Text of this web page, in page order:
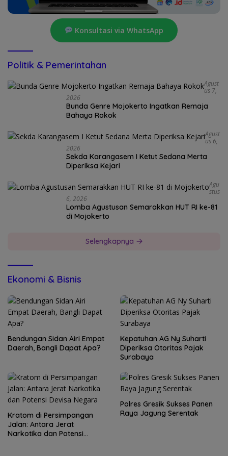
Konsultasi via WhatsApp
Politik & Pemerintahan
Agust
Us 7,
2026
Bunda Genre Mojokerto Ingatkan Remaja
Bahaya Rokok
Agust
Us 6,
2026
Sekda Karangasem I Ketut Sedana Merta
Diperiksa Kejari
Agu
Stus
6, 2026
Lomba Agustusan Semarakkan HUT RI ke-81
di Mojokerto
Selengkapnya
Ekonomi & Bisnis
Bendungan Sidan Airi Empat
Daerah, Bangli Dapat Apa?
Kepatuhan AG Ny Suharti
Diperiksa Otoritas Pajak
Surabaya
Kratom di Persimpangan
Jalan: Antara Jerat
Narkotika dan Potensi
Polres Gresik Sukses Panen
Raya Jagung Serentak